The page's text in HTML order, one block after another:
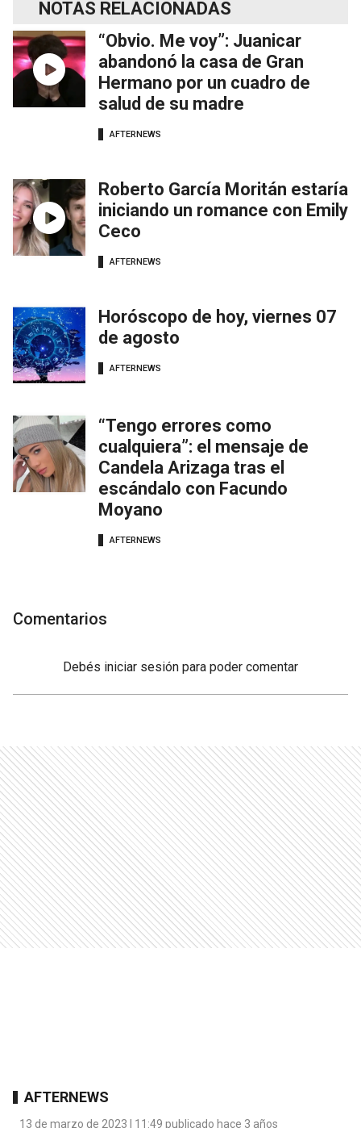
NOTAS RELACIONADAS
“Obvio. Me voy”: Juanicar
abandonó la casa de Gran
Hermano por un cuadro de
salud de su madre
AFTERNEWS
Roberto García Moritán estaría
iniciando un romance con Emily
Ceco
AFTERNEWS
Horóscopo de hoy, viernes 07
de agosto
AFTERNEWS
“Tengo errores como
cualquiera”: el mensaje de
Candela Arizaga tras el
escándalo con Facundo
Moyano
AFTERNEWS
Comentarios
Debés iniciar sesión para poder comentar
AFTERNEWS
13 de marzo de 2023 | 11:49 publicado hace 3 años